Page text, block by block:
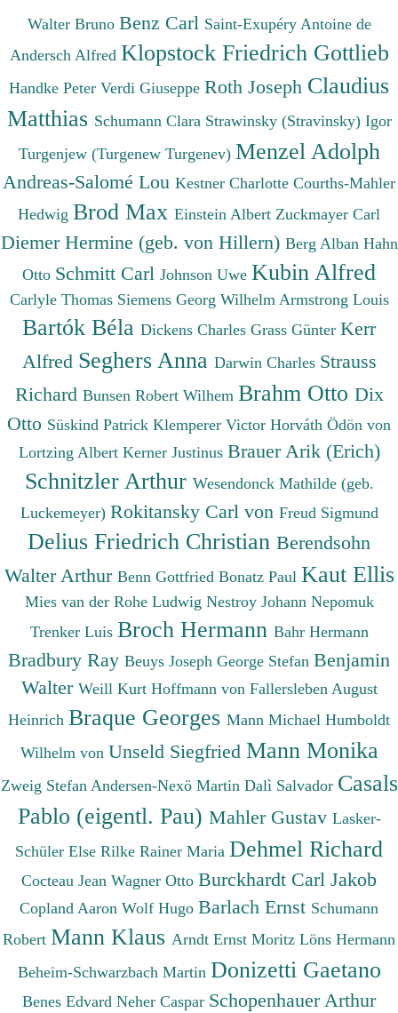
Walter Bruno Benz Carl Saint-Exupéry Antoine de
Andersch Alfred Klopstock Friedrich Gottlieb
Handke Peter Verdi Giuseppe Roth Joseph Claudius
Matthias Schumann Clara Strawinsky (Stravinsky) Igor
Turgenjew (Turgenew Turgenev) Menzel Adolph
Andreas-Salomé Lou Kestner Charlotte Courths-Mahler
Hedwig Brod Max Einstein Albert Zuckmayer Carl
Diemer Hermine (geb. von Hillern) Berg Alban Hahn
Otto Schmitt Carl Johnson Uwe Kubin Alfred
Carlyle Thomas Siemens Georg Wilhelm Armstrong Louis
Bartók Béla Dickens Charles Grass Günter Kerr
Alfred Seghers Anna Darwin Charles Strauss
Richard Bunsen Robert Wilhem Brahm Otto Dix
Otto Süskind Patrick Klemperer Victor Horváth Ödön von
Lortzing Albert Kerner Justinus Brauer Arik (Erich)
Schnitzler Arthur Wesendonck Mathilde (geb.
Luckemeyer) Rokitansky Carl von Freud Sigmund
Delius Friedrich Christian Berendsohn
Walter Arthur Benn Gottfried Bonatz Paul Kaut Ellis
Mies van der Rohe Ludwig Nestroy Johann Nepomuk
Trenker Luis Broch Hermann Bahr Hermann
Bradbury Ray Beuys Joseph George Stefan Benjamin
Walter Weill Kurt Hoffmann von Fallersleben August
Heinrich Braque Georges Mann Michael Humboldt
Wilhelm von Unseld Siegfried Mann Monika
Zweig Stefan Andersen-Nexö Martin Dalì Salvador Casals
Pablo (eigentl. Pau) Mahler Gustav Lasker-
Schüler Else Rilke Rainer Maria Dehmel Richard
Cocteau Jean Wagner Otto Burckhardt Carl Jakob
Copland Aaron Wolf Hugo Barlach Ernst Schumann
Robert Mann Klaus Arndt Ernst Moritz Löns Hermann
Beheim-Schwarzbach Martin Donizetti Gaetano
Benes Edvard Neher Caspar Schopenhauer Arthur